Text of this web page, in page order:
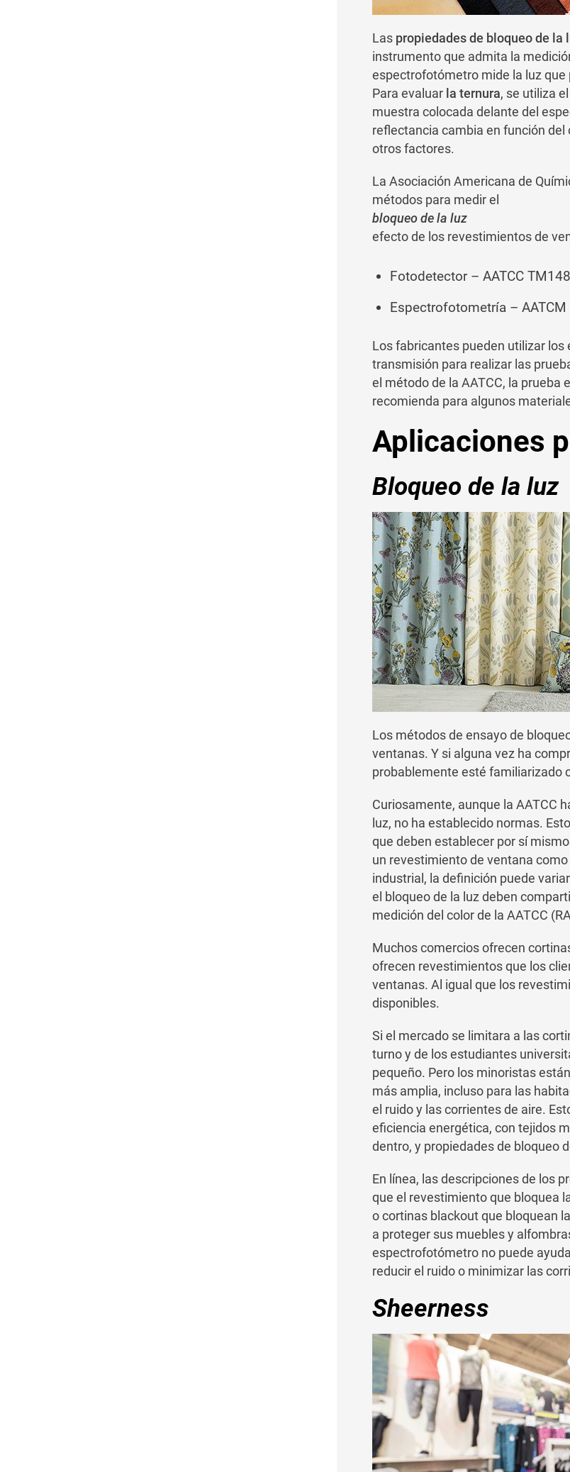
Las propiedades de bloqueo de la
instrumento que admita la
espectrofotómetro mide la luz
Para evaluar la ternura, se utiliza
muestra colocada delante del
reflectancia cambia en función del
otros factores.
La Asociación Americana de
métodos para medir el
bloqueo de la luz
efecto de los revestimientos de
Fotodetector – AATCC
Espectrofotometría –
Los fabricantes pueden utilizar
transmisión para realizar las
el método de la AATCC, la prueba
recomienda para algunos
Aplicaciones
Bloqueo de la luz
Los métodos de ensayo de
ventanas. Y si alguna vez ha
probablemente esté familiarizado
Curiosamente, aunque la AATCC
luz, no ha establecido normas.
que deben establecer por sí
un revestimiento de ventana como
industrial, la definición puede
el bloqueo de la luz deben
medición del color de la AATCC
Muchos comercios ofrecen
ofrecen revestimientos que los
ventanas. Al igual que los
disponibles.
Si el mercado se limitara a las
turno y de los estudiantes
pequeño. Pero los minoristas
más amplia, incluso para las
el ruido y las corrientes de aire.
eficiencia energética, con tejidos
dentro, y propiedades de bloqueo
En línea, las descripciones de los
que el revestimiento que bloquea
o cortinas blackout que bloquean
a proteger sus muebles y
espectrofotómetro no puede
reducir el ruido o minimizar las
Sheerness